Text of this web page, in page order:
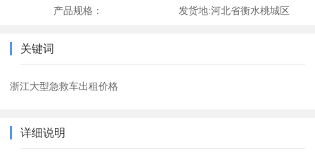
产品规格： 发货地:河北省衡水桃城区
关键词
浙江大型急救车出租价格
详细说明